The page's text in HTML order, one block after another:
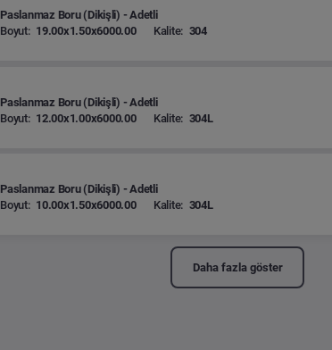
Paslanmaz Boru (Dikişli) - Adetli
Boyut: 19.00x1.50x6000.00 Kalite: 304
Paslanmaz Boru (Dikişli) - Adetli
Boyut: 12.00x1.00x6000.00 Kalite: 304L
Paslanmaz Boru (Dikişli) - Adetli
Boyut: 10.00x1.50x6000.00 Kalite: 304L
Daha fazla göster